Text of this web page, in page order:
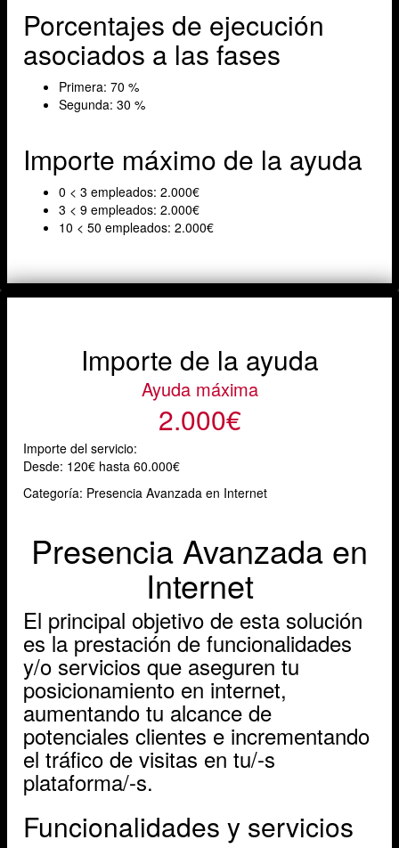
Porcentajes de ejecución
asociados a las fases
Primera: 70 %
Segunda: 30 %
Importe máximo de la ayuda
0 < 3 empleados: 2.000€
3 < 9 empleados: 2.000€
10 < 50 empleados: 2.000€
Importe de la ayuda
Ayuda máxima
2.000€
Importe del servicio:
Desde: 120€ hasta 60.000€
Categoría: Presencia Avanzada en Internet
Presencia Avanzada en
Internet
El principal objetivo de esta solución
es la prestación de funcionalidades
y/o servicios que aseguren tu
posicionamiento en internet,
aumentando tu alcance de
potenciales clientes e incrementando
el tráfico de visitas en tu/-s
plataforma/-s.
Funcionalidades y servicios